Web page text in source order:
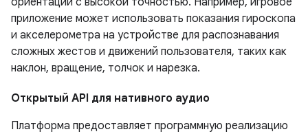
приложение может использовать показания гироскопа
и акселерометра на устройстве для распознавания
сложных жестов и движений пользователя, таких как
наклон, вращение, толчок и нарезка.
Открытый API для нативного аудио
Платформа предоставляет программную реализацию